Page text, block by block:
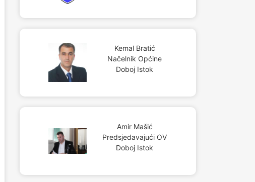
Kemal Bratić
Načelnik Općine
Doboj Istok
Amir Mašić
Predsjedavajući OV
Doboj Istok